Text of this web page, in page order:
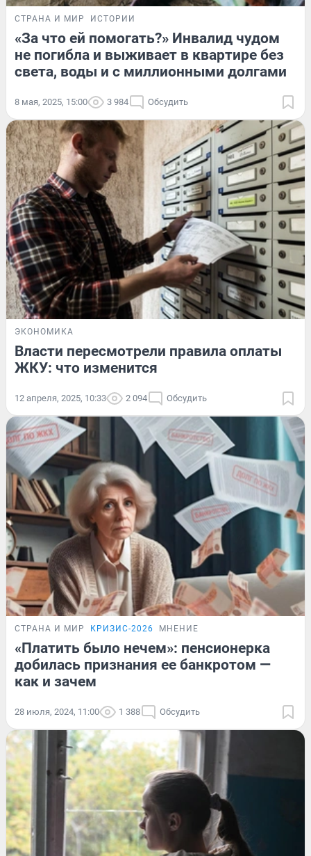
СТРАНА И МИР ИСТОРИИ
«За что ей помогать?» Инвалид чудом
не погибла и выживает в квартире без
света, воды и с миллионными долгами
8 мая, 2025, 15:00 3 984 Обсудить
ЭКОНОМИКА
Власти пересмотрели правила оплаты
ЖКУ: что изменится
12 апреля, 2025, 10:33 2 094 Обсудить
СТРАНА И МИР КРИЗИС-2026 МНЕНИЕ
«Платить было нечем»: пенсионерка
добилась признания ее банкротом —
как и зачем
28 июля, 2024, 11:00 1 388 Обсудить